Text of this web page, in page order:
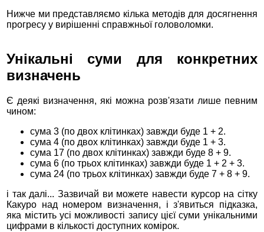
Нижче ми представляємо кілька методів для досягнення
прогресу у вирішенні справжньої головоломки.
Унікальні суми для конкретних
визначень
Є деякі визначення, які можна розв'язати лише певним
чином:
сума 3 (по двох клітинках) завжди буде 1 + 2.
сума 4 (по двох клітинках) завжди буде 1 + 3.
сума 17 (по двох клітинках) завжди буде 8 + 9.
сума 6 (по трьох клітинках) завжди буде 1 + 2 + 3.
сума 24 (по трьох клітинках) завжди буде 7 + 8 + 9.
і так далі... Зазвичай ви можете навести курсор на сітку
Какуро над номером визначення, і з'явиться підказка,
яка містить усі можливості запису цієї суми унікальними
цифрами в кількості доступних комірок.